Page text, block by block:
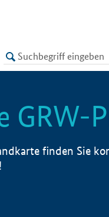
GRW-
finden Sie